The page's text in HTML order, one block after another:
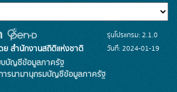
ย สำนักงานสถิติแห่งชาติ
บบัญชีข้อมูลภาครัฐ
ารนามานุกรมบัญชีข้อมูลภาครัฐ
รุ่นโปรแกรม: 2.1.0
วันที่: 2024-01-19